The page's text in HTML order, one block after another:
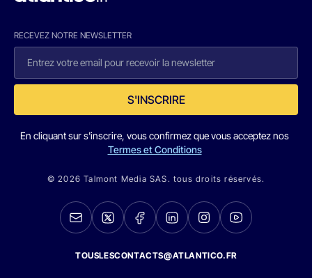
RECEVEZ NOTRE NEWSLETTER
S'INSCRIRE
En cliquant sur s'inscrire, vous confirmez que vous acceptez nos
Termes et Conditions
© 2026 Talmont Media SAS. tous droits réservés.
TOUSLESCONTACTS@ATLANTICO.FR